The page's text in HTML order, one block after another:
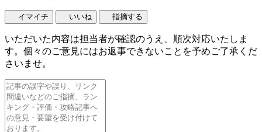
イマイチ いいね 指摘する
いただいた内容は担当者が確認のうえ、順次対応いたしま
す。個々のご意見にはお返事できないことを予めご了承くだ
さいませ。